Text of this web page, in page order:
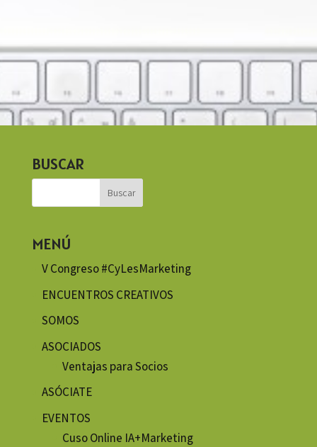
BUSCAR
MENÚ
V Congreso #CyLesMarketing
ENCUENTROS CREATIVOS
SOMOS
ASOCIADOS
Ventajas para Socios
ASÓCIATE
EVENTOS
Cuso Online IA+Marketing